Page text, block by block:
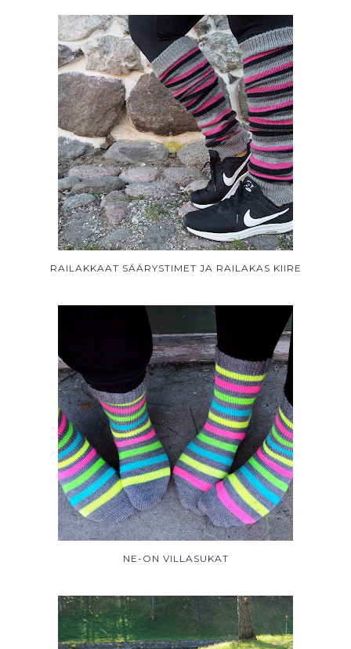
RAILAKKAAT SÄÄRYSTIMET JA RAILAKAS KIIRE
NE-ON VILLASUKAT